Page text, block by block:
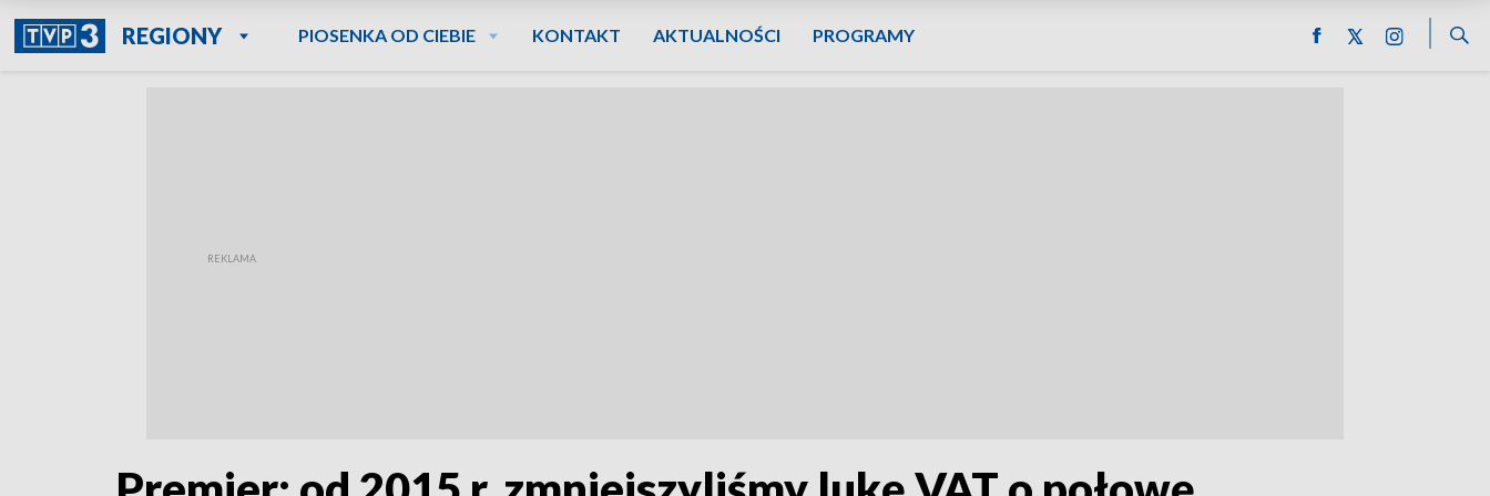
REGIONY PIOSENKA OD CIEBIE KONTAKT AKTUALNOŚCI PROGRAMY